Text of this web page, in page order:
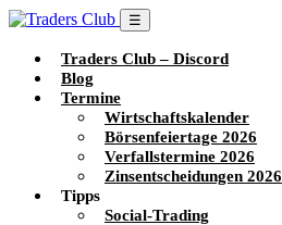
☰
Traders Club – Discord
Blog
Termine
Wirtschaftskalender
Börsenfeiertage 2026
Verfallstermine 2026
Zinsentscheidungen 2026
Tipps
Social-Trading